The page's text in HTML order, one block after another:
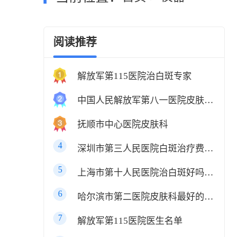
阅读推荐
解放军第115医院治白斑专家
中国人民解放军第八一医院皮肤科最好的医生
抚顺市中心医院皮肤科
4 深圳市第三人民医院白斑治疗费用多少
5 上海市第十人民医院治白斑好吗知乎
6 哈尔滨市第二医院皮肤科最好的医生
7 解放军第115医院医生名单